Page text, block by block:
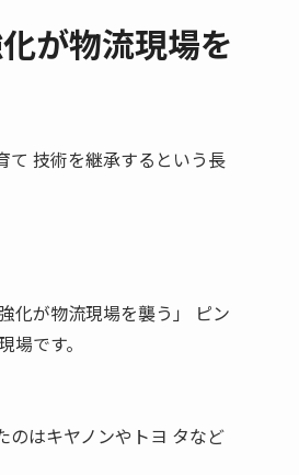
が物流現場を
技術を継承するという長
化が物流現場を襲う」 ピン
です。
のはキヤノンやトヨ タなど